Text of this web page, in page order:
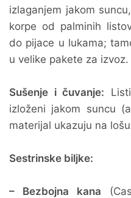
izlaganjem jakom
korpe od palminih
do pijace u lukama;
u velike pakete za izvoz.
Sušenje i čuvanje:
izloženi jakom suncu
materijal ukazuju na
Sestrinske biljke:
– Bezbojna kana